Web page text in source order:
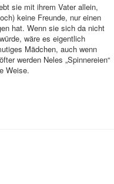
sie mit ihrem Vater allein,
keine Freunde, nur einen
hat. Wenn sie sich da nicht
wäre es eigentlich
Mädchen, auch wenn
werden Neles „Spinnereien“
Weise.